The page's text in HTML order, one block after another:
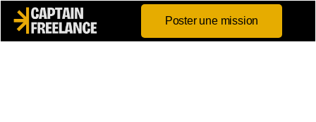
Poster une mission